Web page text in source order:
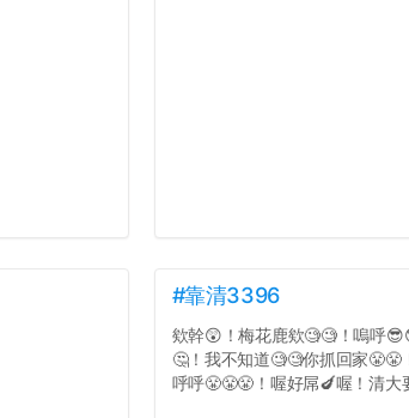
#靠清3396
欸幹😲！梅花鹿欸🧐🧐！嗚呼
🤔！我不知道🧐🧐你抓回家
呼呼😤😤😤！喔好屌🍆喔！清